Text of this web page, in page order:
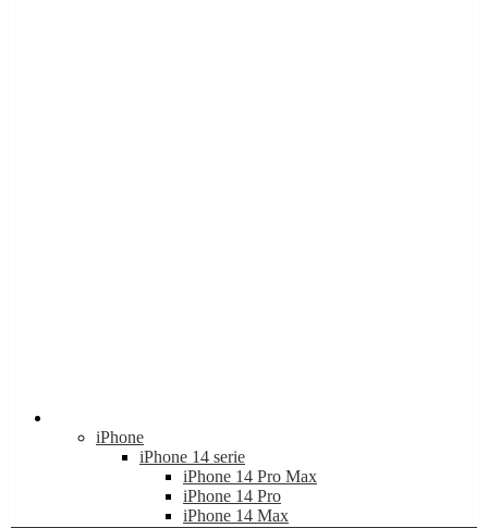
iPhone
iPhone 14 serie
iPhone 14 Pro Max
iPhone 14 Pro
iPhone 14 Max